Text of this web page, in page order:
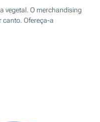
vegetal. O merchandising
canto. Ofereça-a